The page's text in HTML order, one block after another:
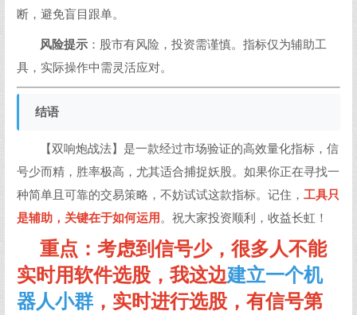
断，避免盲目跟单。
风险提示 ：股市有风险，投资需谨慎。指标仅为辅助工
具，实际操作中需灵活应对。
结语
【双响炮战法】是一款经过市场验证的高效量化指标，信
号少而精，胜率极高，尤其适合捕捉妖股。如果你正在寻找一
种简单且可靠的交易策略，不妨试试这款指标。记住， 工具只
是辅助，关键在于如何运用 。祝大家投资顺利，收益长虹！
重点：考虑到信号少，很多人不能
实时用软件选股，我这边建立一个机
器人小群 ，实时进行选股，有信号第